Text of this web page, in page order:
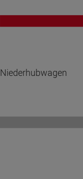
Niederhubwagen